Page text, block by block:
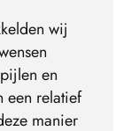
wij
en
een relatief
manier